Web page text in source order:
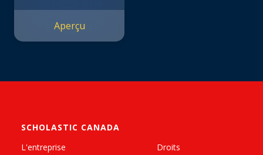
Aperçu
SCHOLASTIC CANADA
L'entreprise
Droits